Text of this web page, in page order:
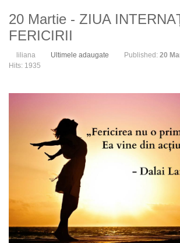
20 Martie - ZIUA
FERICIRII
liliana Ultimele adaugate Published: 20
Hits: 1935